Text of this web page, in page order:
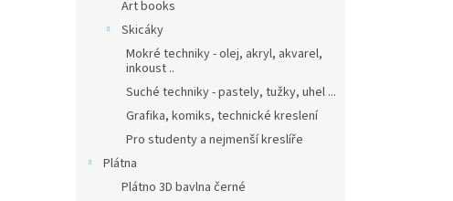
Art books
Skicáky
Mokré techniky - olej, akryl, akvarel,
inkoust ..
Suché techniky - pastely, tužky, uhel ...
Grafika, komiks, technické kreslení
Pro studenty a nejmenší kreslíře
Plátna
Plátno 3D bavlna černé